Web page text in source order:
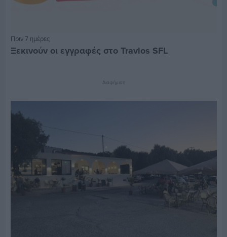
Πριν 7 ημέρες
Ξεκινούν οι εγγραφές στο Travlos SFL
Διαφήμιση